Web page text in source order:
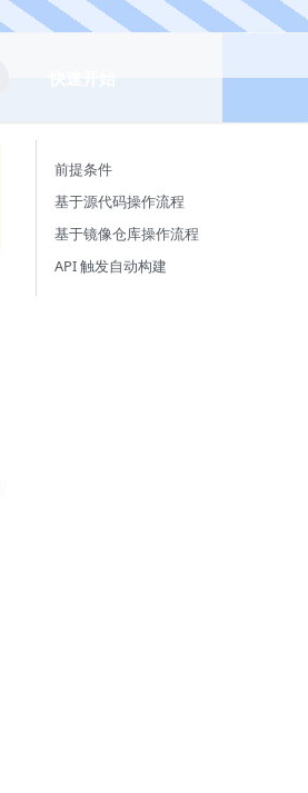
前提条件
基于源代码操作流程
基于镜像仓库操作流程
API 触发自动构建